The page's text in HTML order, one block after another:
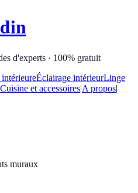
d'experts · 100% gratuit
Éclairage intérieurLinge
Cuisine et accessoires|A propos|
muraux